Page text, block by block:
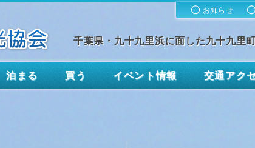
千葉県・九十九里浜に面した九十九里
お知らせ
泊まる 買う イベント情報 交通アク